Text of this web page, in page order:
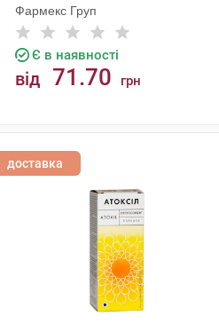
Фармекс Груп
Є в наявності
від 71.70 грн
доставка